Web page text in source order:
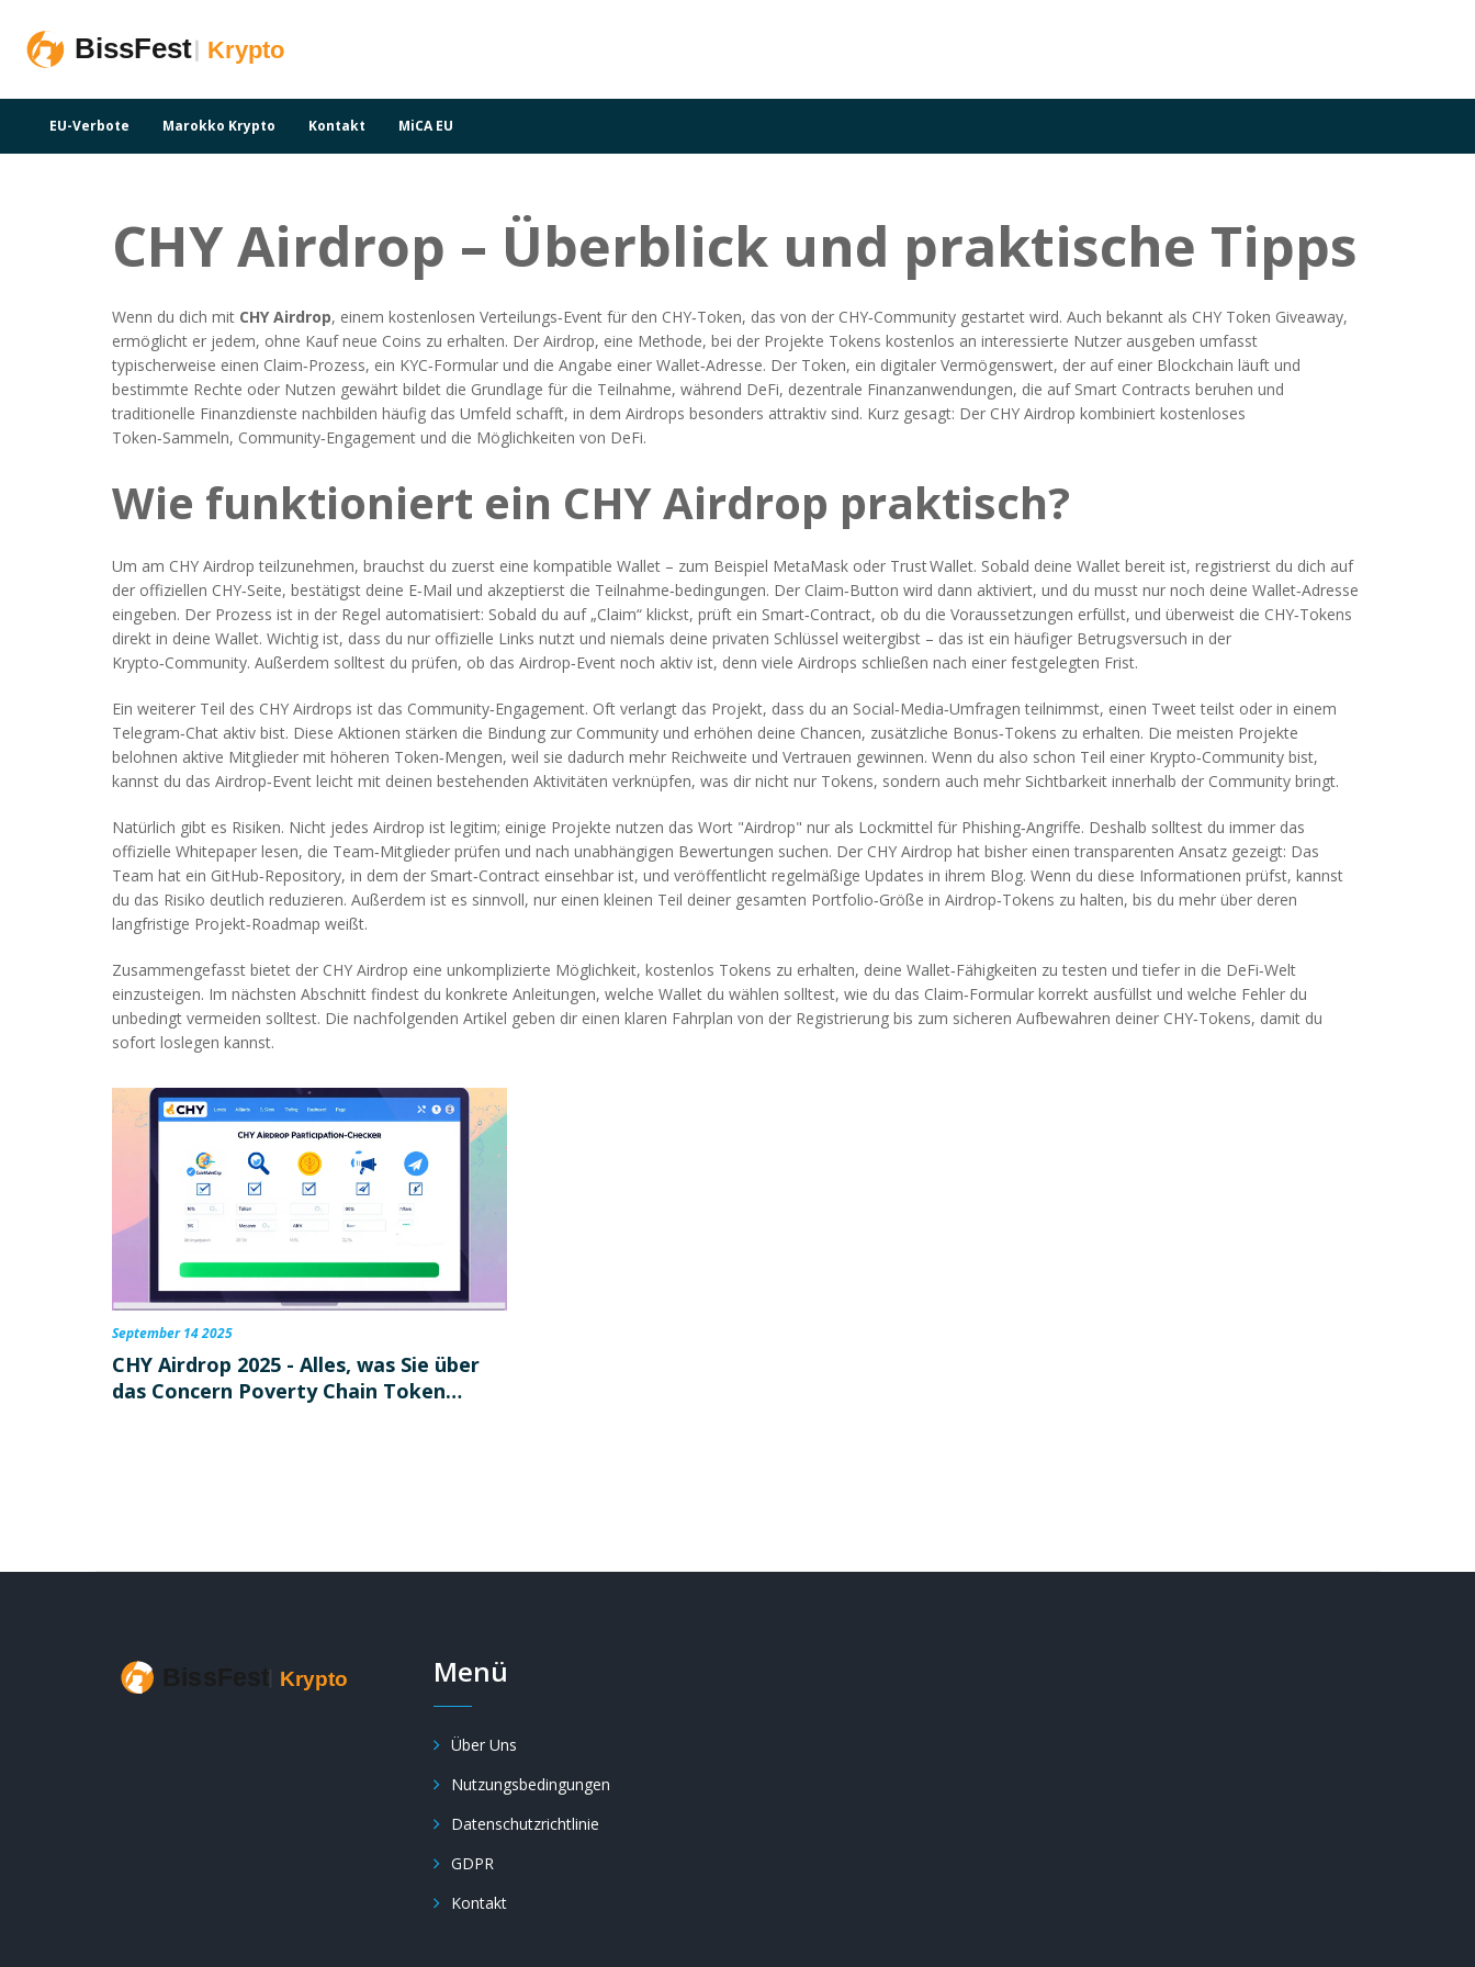
EU-Verbote Marokko Krypto Kontakt MiCA EU
CHY Airdrop – Überblick und praktische Tipps
Wenn du dich mit CHY Airdrop, einem kostenlosen Verteilungs‑Event für den CHY‑Token, das von der CHY‑Community gestartet wird. Auch bekannt als CHY Token Giveaway,
ermöglicht er jedem, ohne Kauf neue Coins zu erhalten. Der Airdrop, eine Methode, bei der Projekte Tokens kostenlos an interessierte Nutzer ausgeben umfasst
typischerweise einen Claim‑Prozess, ein KYC‑Formular und die Angabe einer Wallet‑Adresse. Der Token, ein digitaler Vermögenswert, der auf einer Blockchain läuft und
bestimmte Rechte oder Nutzen gewährt bildet die Grundlage für die Teilnahme, während DeFi, dezentrale Finanzanwendungen, die auf Smart Contracts beruhen und
traditionelle Finanzdienste nachbilden häufig das Umfeld schafft, in dem Airdrops besonders attraktiv sind. Kurz gesagt: Der CHY Airdrop kombiniert kostenloses
Token‑Sammeln, Community‑Engagement und die Möglichkeiten von DeFi.
Wie funktioniert ein CHY Airdrop praktisch?
Um am CHY Airdrop teilzunehmen, brauchst du zuerst eine kompatible Wallet – zum Beispiel MetaMask oder Trust Wallet. Sobald deine Wallet bereit ist, registrierst du dich auf
der offiziellen CHY‑Seite, bestätigst deine E‑Mail und akzeptierst die Teilnahme‑bedingungen. Der Claim‑Button wird dann aktiviert, und du musst nur noch deine Wallet‑Adresse
eingeben. Der Prozess ist in der Regel automatisiert: Sobald du auf „Claim“ klickst, prüft ein Smart‑Contract, ob du die Voraussetzungen erfüllst, und überweist die CHY‑Tokens
direkt in deine Wallet. Wichtig ist, dass du nur offizielle Links nutzt und niemals deine privaten Schlüssel weitergibst – das ist ein häufiger Betrugsversuch in der
Krypto‑Community. Außerdem solltest du prüfen, ob das Airdrop‑Event noch aktiv ist, denn viele Airdrops schließen nach einer festgelegten Frist.
Ein weiterer Teil des CHY Airdrops ist das Community‑Engagement. Oft verlangt das Projekt, dass du an Social‑Media‑Umfragen teilnimmst, einen Tweet teilst oder in einem
Telegram‑Chat aktiv bist. Diese Aktionen stärken die Bindung zur Community und erhöhen deine Chancen, zusätzliche Bonus‑Tokens zu erhalten. Die meisten Projekte
belohnen aktive Mitglieder mit höheren Token‑Mengen, weil sie dadurch mehr Reichweite und Vertrauen gewinnen. Wenn du also schon Teil einer Krypto‑Community bist,
kannst du das Airdrop‑Event leicht mit deinen bestehenden Aktivitäten verknüpfen, was dir nicht nur Tokens, sondern auch mehr Sichtbarkeit innerhalb der Community bringt.
Natürlich gibt es Risiken. Nicht jedes Airdrop ist legitim; einige Projekte nutzen das Wort "Airdrop" nur als Lockmittel für Phishing‑Angriffe. Deshalb solltest du immer das
offizielle Whitepaper lesen, die Team‑Mitglieder prüfen und nach unabhängigen Bewertungen suchen. Der CHY Airdrop hat bisher einen transparenten Ansatz gezeigt: Das
Team hat ein GitHub‑Repository, in dem der Smart‑Contract einsehbar ist, und veröffentlicht regelmäßige Updates in ihrem Blog. Wenn du diese Informationen prüfst, kannst
du das Risiko deutlich reduzieren. Außerdem ist es sinnvoll, nur einen kleinen Teil deiner gesamten Portfolio‑Größe in Airdrop‑Tokens zu halten, bis du mehr über deren
langfristige Projekt‑Roadmap weißt.
Zusammengefasst bietet der CHY Airdrop eine unkomplizierte Möglichkeit, kostenlos Tokens zu erhalten, deine Wallet‑Fähigkeiten zu testen und tiefer in die DeFi‑Welt
einzusteigen. Im nächsten Abschnitt findest du konkrete Anleitungen, welche Wallet du wählen solltest, wie du das Claim‑Formular korrekt ausfüllst und welche Fehler du
unbedingt vermeiden solltest. Die nachfolgenden Artikel geben dir einen klaren Fahrplan von der Registrierung bis zum sicheren Aufbewahren deiner CHY‑Tokens, damit du
sofort loslegen kannst.
September 14 2025
CHY Airdrop 2025 - Alles, was Sie über
das Concern Poverty Chain Token
Menü
Über Uns
Nutzungsbedingungen
Datenschutzrichtlinie
GDPR
Kontakt